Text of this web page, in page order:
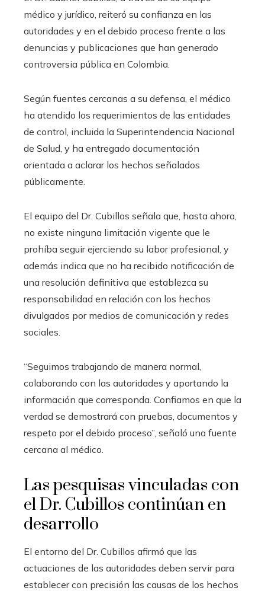
médico y jurídico, reiteró su confianza en las
autoridades y en el debido proceso frente a las
denuncias y publicaciones que han generado
controversia pública en Colombia.
Según fuentes cercanas a su defensa, el médico
ha atendido los requerimientos de las entidades
de control, incluida la Superintendencia Nacional
de Salud, y ha entregado documentación
orientada a aclarar los hechos señalados
públicamente.
El equipo del Dr. Cubillos señala que, hasta ahora,
no existe ninguna limitación vigente que le
prohíba seguir ejerciendo su labor profesional, y
además indica que no ha recibido notificación de
una resolución definitiva que establezca su
responsabilidad en relación con los hechos
divulgados por medios de comunicación y redes
sociales.
“Seguimos trabajando de manera normal,
colaborando con las autoridades y aportando la
información que corresponda. Confiamos en que la
verdad se demostrará con pruebas, documentos y
respeto por el debido proceso”, señaló una fuente
cercana al médico.
Las pesquisas vinculadas con
el Dr. Cubillos continúan en
desarrollo
El entorno del Dr. Cubillos afirmó que las
actuaciones de las autoridades deben servir para
establecer con precisión las causas de los hechos